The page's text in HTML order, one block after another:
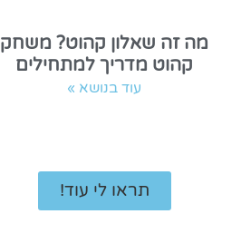
מה זה שאלון קהוט? משחק
קהוט מדריך למתחילים
עוד בנושא »
תראו לי עוד!